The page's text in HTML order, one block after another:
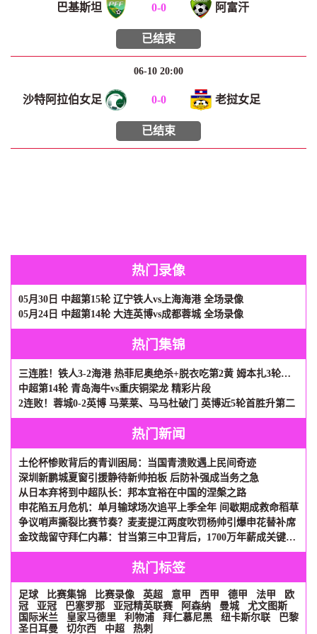
巴基斯坦 0-0 阿富汗
已结束
06-10 20:00
沙特阿拉伯女足 0-0 老挝女足
已结束
热门录像
05月30日 中超第15轮 辽宁铁人vs上海海港 全场录像
05月24日 中超第14轮 大连英博vs成都蓉城 全场录像
热门集锦
三连胜！铁人3-2海港 热菲尼奥绝杀+脱衣吃第2黄 姆本扎3轮轰6球
中超第14轮 青岛海牛vs重庆铜梁龙 精彩片段
2连败！蓉城0-2英博 马莱莱、马马杜破门 英博近5轮首胜升第二
热门新闻
土伦杯惨败背后的青训困局：当国青溃败遇上民间奇迹
深圳新鹏城夏窗引援静待新帅拍板 后防补强成当务之急
从日本弃将到中超队长：邦本宜裕在中国的涅槃之路
申花陷五月危机：单月输球场次追平上季全年 间歇期成救命稻草
争议哨声撕裂比赛节奏？麦麦提江两度吹罚杨帅引爆申花替补席
金玟哉留守拜仁内幕：甘当第三中卫背后，1700万年薪成关键砝码
热门标签
足球 比赛集锦 比赛录像 英超 意甲 西甲 德甲 法甲
欧
冠
亚冠 巴塞罗那 亚冠精英联赛 阿森纳 曼城
尤文图斯
国际米兰
皇家马德里 利物浦 拜仁慕尼黑 纽卡斯尔联
巴黎
圣日耳曼
切尔西 中超 热刺